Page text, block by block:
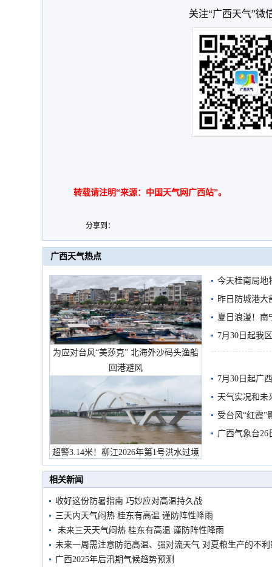
关注“广西天气”微
转载请注明“来源：中国天气网广西站”。
分享到：
广西天气热点
为应对台风“美莎克” 北海外沙码头渔船
回港避风
超警3.14米！柳江2026年第1号洪水过境
市民在堤岸见证汛况
今天桂南局地
需继续防范
昨日防城港大
雨
夏日浪漫！南
7月30日起我
7月30日起广
天气实况和未
受台风“红霞”
有较强降雨
广西气象台26
相关新闻
收好这份防暑指南 巧妙应对高温持久战
三天内天气闷热 桂东有高温 谨防阵性降雨
未来三天天气闷热 桂东有高温 谨防阵性降雨
未来一周需注意防范高温、强对流天气 对夏粮生产的不利
广西2025年后汛期气候趋势预测